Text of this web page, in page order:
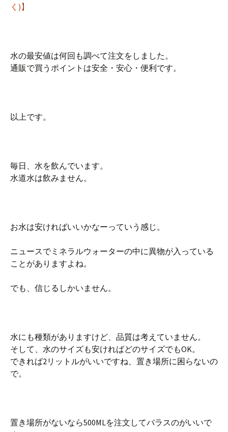
く)】
水の最安値は何回も調べて注文をしました。
通販で買うポイントは安全・安心・便利です。
以上です。
毎日、水を飲んでいます。
水道水は飲みません。
お水は安ければいいかなーっていう感じ。
ニュースでミネラルウォーターの中に異物が入っている
ことがありますよね。
でも、信じるしかいません。
水にも種類がありますけど、品質は考えていません。
そして、水のサイズも安ければどのサイズでもOK。
できれば2リットルがいいですね、置き場所に困らないの
で。
置き場所がないなら500MLを注文してバラスのがいいで